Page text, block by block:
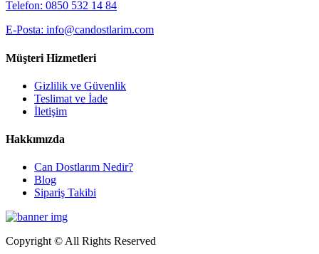
Telefon: 0850 532 14 84
E-Posta: info@candostlarim.com
Müşteri Hizmetleri
Gizlilik ve Güvenlik
Teslimat ve İade
İletişim
Hakkımızda
Can Dostlarım Nedir?
Blog
Sipariş Takibi
Copyright © All Rights Reserved